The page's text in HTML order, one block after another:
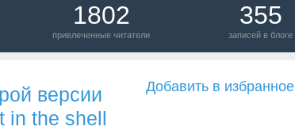
1802
привлеченные читатели
355
записей в блоге
Добавить в избранное
версии
in the shell